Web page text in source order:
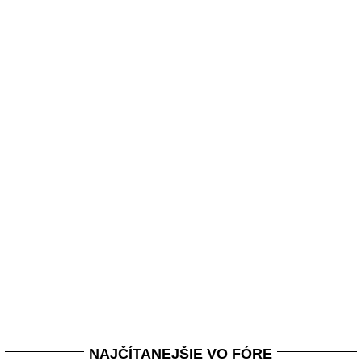
NAJČÍTANEJŠIE VO FÓRE